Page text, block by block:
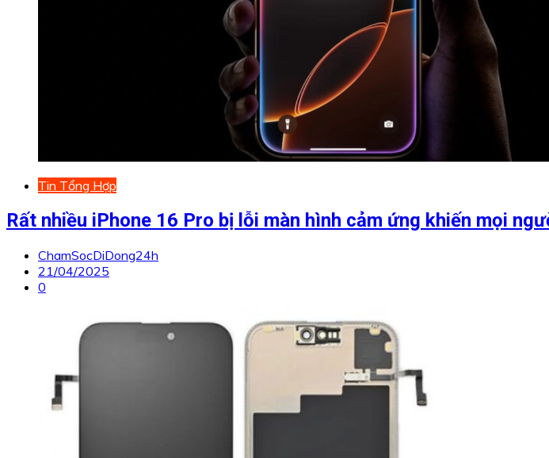
Tin Tổng Hợp
Rất nhiều iPhone 16 Pro bị lỗi màn hình cảm ứng khiến mọi
ChamSocDiDong24h
21/04/2025
0